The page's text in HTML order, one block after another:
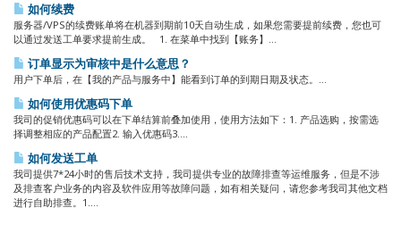
如何续费
服务器/VPS的续费账单将在机器到期前10天自动生成，如果您需要提前续费，您也可
以通过发送工单要求提前生成。 1. 在菜单中找到【账务】...
订单显示为审核中是什么意思？
用户下单后，在【我的产品与服务中】能看到订单的到期日期及状态。...
如何使用优惠码下单
我司的促销优惠码可以在下单结算前叠加使用，使用方法如下：1. 产品选购，按需选
择调整相应的产品配置2. 输入优惠码3....
如何发送工单
我司提供7*24小时的售后技术支持，我司提供专业的故障排查等运维服务，但是不涉
及排查客户业务的内容及软件应用等故障问题，如有相关疑问，请您参考我司其他文档
进行自助排查。1....